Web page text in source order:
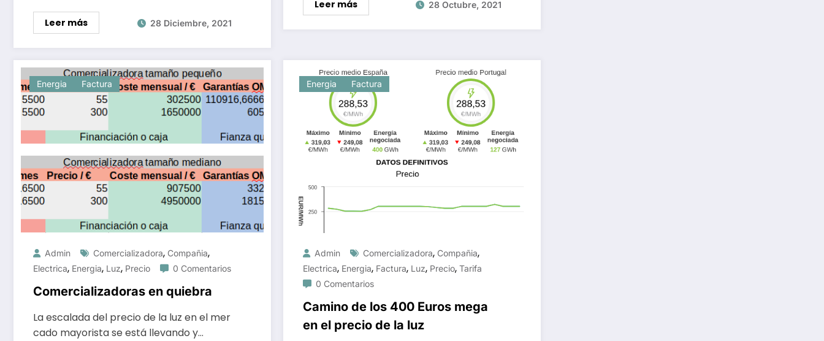
Leer más 28 Diciembre, 2021
Leer más 28 Octubre, 2021
Energia Factura
Admin Comercializadora, Compañia,
Electrica, Energia, Luz, Precio 0 Comentarios
Comercializadoras en quiebra
La escalada del precio de la luz en el mer
cado mayorista se está llevando y…
Energia Factura
Admin Comercializadora, Compañia,
Electrica, Energia, Factura, Luz, Precio, Tarifa
0 Comentarios
Camino de los 400 Euros mega
en el precio de la luz